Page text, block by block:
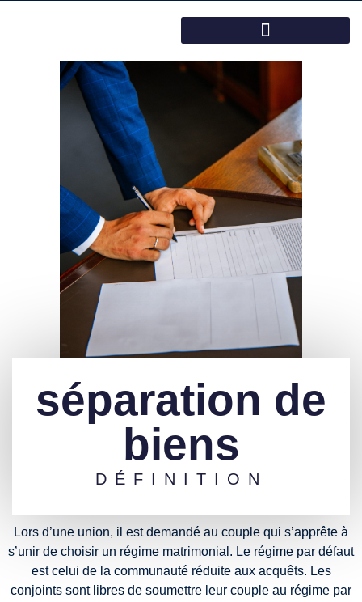
séparation de
biens
DÉFINITION
Lors d’une union, il est demandé au couple qui s’apprête à
s’unir de choisir un régime matrimonial. Le régime par défaut
est celui de la communauté réduite aux acquêts. Les
conjoints sont libres de soumettre leur couple au régime par